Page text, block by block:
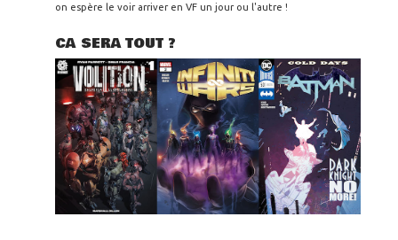
on espère le voir arriver en VF un jour ou l'autre !
CA SERA TOUT ?